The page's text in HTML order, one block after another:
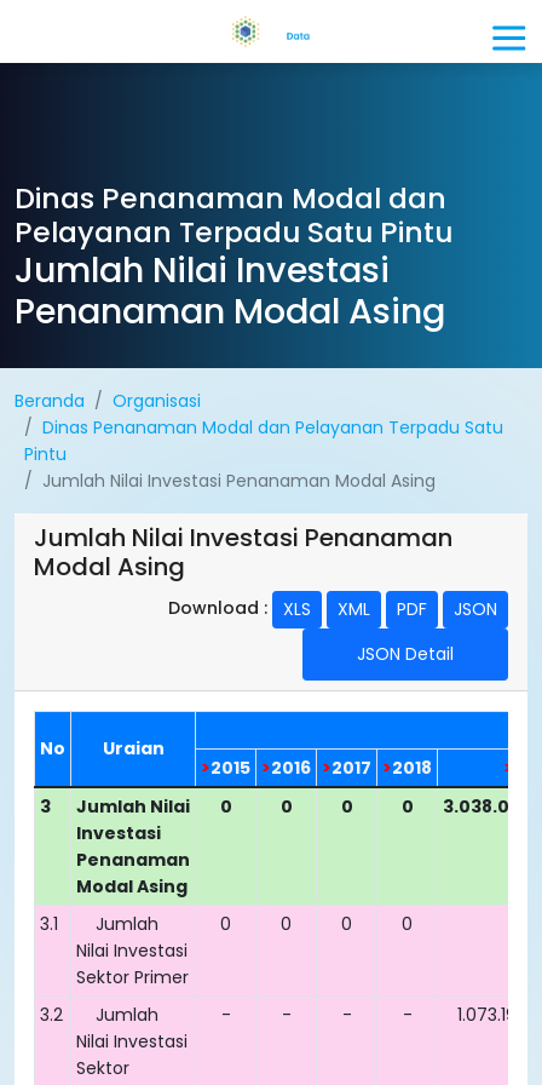
Dinas Penanaman Modal dan
Pelayanan Terpadu Satu Pintu
Jumlah Nilai Investasi
Penanaman Modal Asing
Beranda
Organisasi
Dinas Penanaman Modal dan Pelayanan Terpadu Satu
Pintu
Jumlah Nilai Investasi Penanaman Modal Asing
Jumlah Nilai Investasi Penanaman
Modal Asing
Download : XLS XML PDF
JSON
JSON Detail
No
Uraian
>2015 >2016 >2017 >2018 >
3
Jumlah Nilai
Investasi
Penanaman
Modal Asing
0 0 0 0
3.1
Jumlah
Nilai Investasi
Sektor Primer
0 0 0 0
3.2
Jumlah
Nilai Investasi
Sektor
- - - -